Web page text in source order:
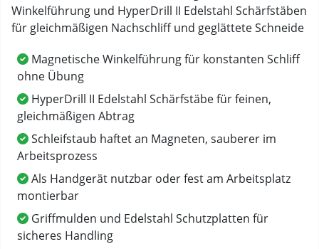
Winkelführung und HyperDrill II Edelstahl Schärfstäben
für gleichmäßigen Nachschliff und geglättete Schneide
Magnetische Winkelführung für konstanten Schliff
ohne Übung
HyperDrill II Edelstahl Schärfstäbe für feinen,
gleichmäßigen Abtrag
Schleifstaub haftet an Magneten, sauberer im
Arbeitsprozess
Als Handgerät nutzbar oder fest am Arbeitsplatz
montierbar
Griffmulden und Edelstahl Schutzplatten für
sicheres Handling